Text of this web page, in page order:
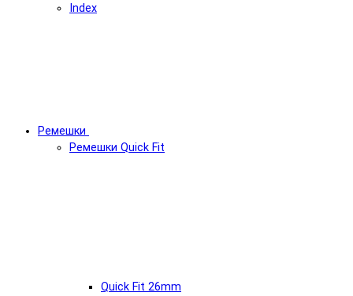
Index
Ремешки
Ремешки Quick Fit
Quick Fit 26mm